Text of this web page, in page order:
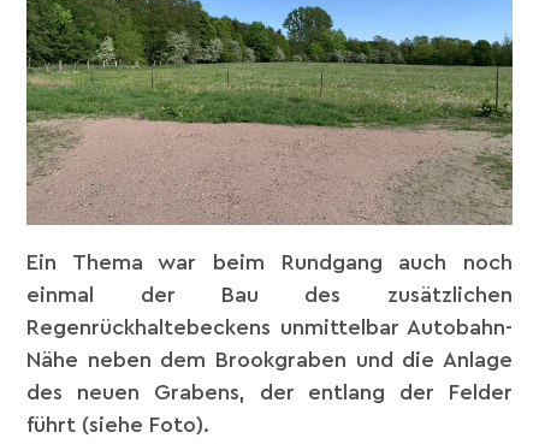
Ein Thema war beim Rundgang auch noch
einmal der Bau des zusätzlichen
Regenrückhaltebeckens unmittelbar Autobahn-
Nähe neben dem Brookgraben und die Anlage
des neuen Grabens, der entlang der Felder
führt (siehe Foto).